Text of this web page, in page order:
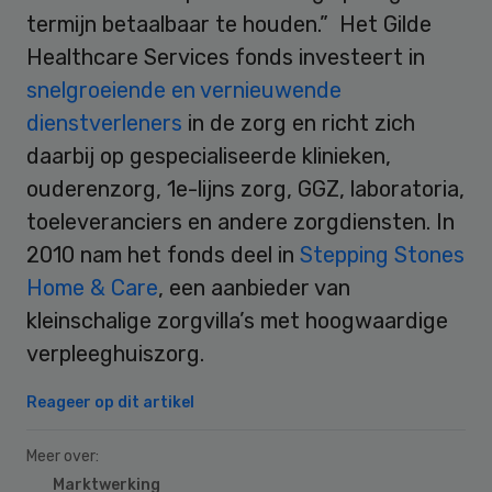
termijn betaalbaar te houden.” Het Gilde
Healthcare Services fonds investeert in
snelgroeiende en vernieuwende
dienstverleners in de zorg en richt zich
daarbij op gespecialiseerde klinieken,
ouderenzorg, 1e-lijns zorg, GGZ, laboratoria,
toeleveranciers en andere zorgdiensten. In
2010 nam het fonds deel in Stepping Stones
Home & Care, een aanbieder van
kleinschalige zorgvilla’s met hoogwaardige
verpleeghuiszorg.
Reageer op dit artikel
Meer over:
Marktwerking